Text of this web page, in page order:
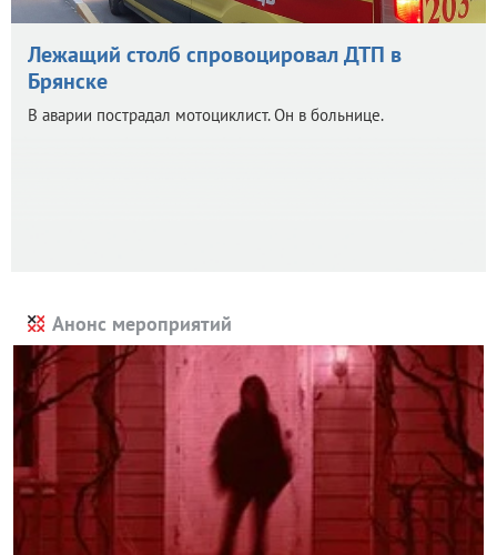
Лежащий столб спровоцировал ДТП в
Брянске
В аварии пострадал мотоциклист. Он в больнице.
Анонс мероприятий